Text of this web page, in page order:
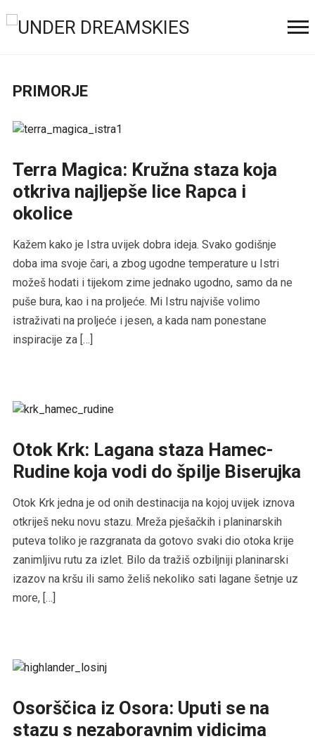
PRIMORJE
Terra Magica: Kružna staza koja
otkriva najljepše lice Rapca i
okolice
Kažem kako je Istra uvijek dobra ideja. Svako godišnje
doba ima svoje čari, a zbog ugodne temperature u Istri
možeš hodati i tijekom zime jednako ugodno, samo da ne
puše bura, kao i na proljeće. Mi Istru najviše volimo
istraživati na proljeće i jesen, a kada nam ponestane
inspiracije za […]
Otok Krk: Lagana staza Hamec-
Rudine koja vodi do špilje Biserujka
Otok Krk jedna je od onih destinacija na kojoj uvijek iznova
otkriješ neku novu stazu. Mreža pješačkih i planinarskih
puteva toliko je razgranata da gotovo svaki dio otoka krije
zanimljivu rutu za izlet. Bilo da tražiš ozbiljniji planinarski
izazov na kršu ili samo želiš nekoliko sati lagane šetnje uz
more, […]
Osorščica iz Osora: Uputi se na
stazu s nezaboravnim vidicima